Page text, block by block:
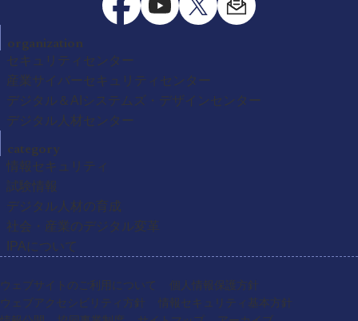
organization
セキュリティセンター
産業サイバーセキュリティセンター
デジタル＆AIシステムズ・デザインセンター
デジタル人材センター
category
情報セキュリティ
試験情報
デジタル人材の育成
社会・産業のデジタル変革
IPAについて
ウェブサイトのご利用について
個人情報保護方針
ウェブアクセシビリティ方針
情報セキュリティ基本方針